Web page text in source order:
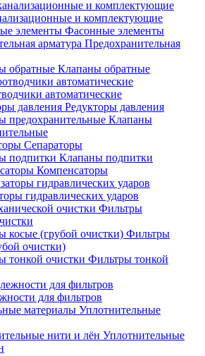
и комплектующие
Фасонные элементы
Предохранительная
Клапаны обратные
автоматические
Редукторы давления
Клапаны
Сепараторы
Клапаны подпитки
Компенсаторы
гидравлических ударов
Фильтры
Фильтры
очистки)
Фильтры тонкой
для фильтров
Уплотнительные
Уплотнительные